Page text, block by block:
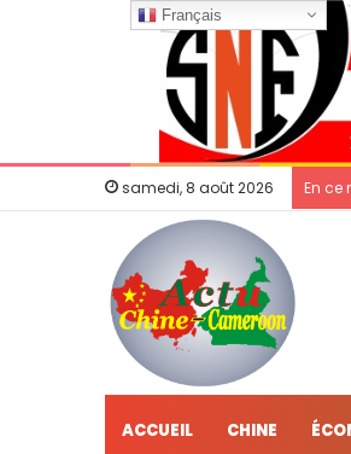
samedi, 8 août 2026 En ce
ACCUEIL CHINE
Français